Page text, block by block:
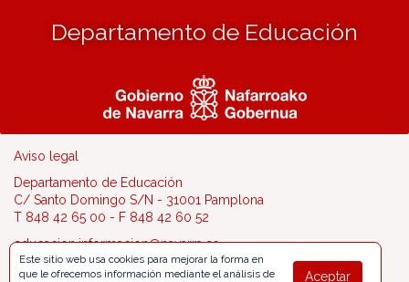
Departamento de Educación
Aviso legal
Departamento de Educación
C/ Santo Domingo S/N - 31001 Pamplona
T 848 42 65 00 - F 848 42 60 52
educacion.informacion@navarra.es
Aceptar
Este sitio web usa cookies para mejorar la forma en
que le ofrecemos información mediante el análisis de